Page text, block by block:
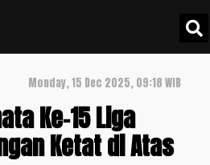
Monday, 15 Dec 2025, 09:18 WIB
Ke-15 Liga
Ketat di Atas